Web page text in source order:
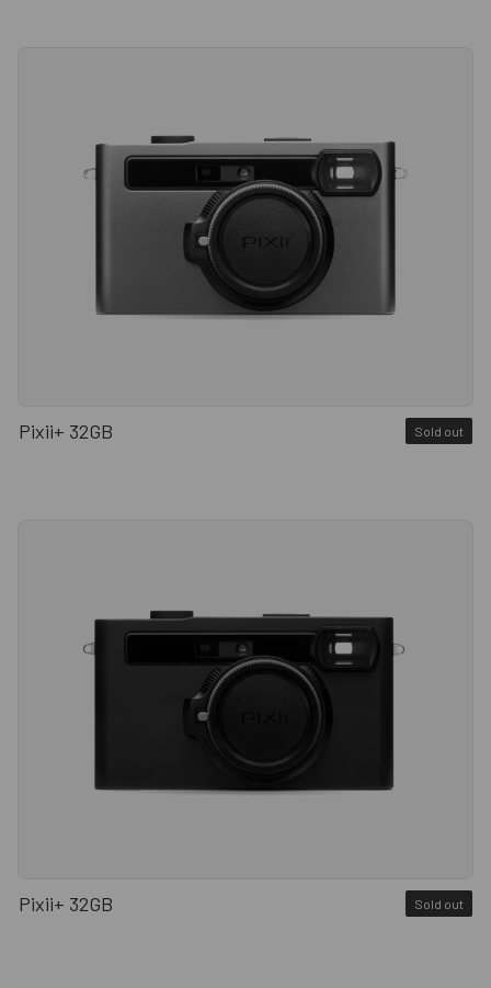
Pixii+ 32GB Sold out
Pixii+ 32GB Sold out